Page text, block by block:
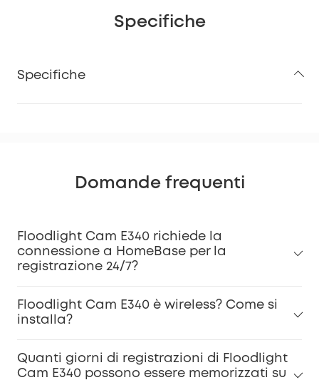
Specifiche
Specifiche
Domande frequenti
Floodlight Cam E340 richiede la
connessione a HomeBase per la
registrazione 24/7?
Floodlight Cam E340 è wireless? Come si
installa?
Quanti giorni di registrazioni di Floodlight
Cam E340 possono essere memorizzati su